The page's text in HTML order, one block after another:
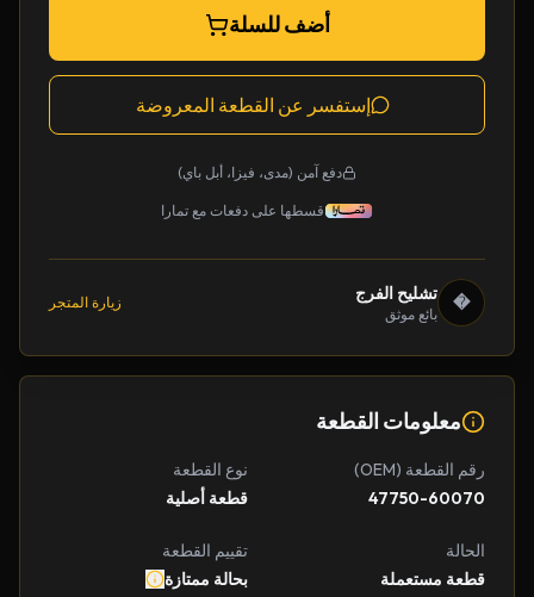
أضف للسلة
إستفسر عن القطعة المعروضة
دفع آمن (مدى، فيزا، أبل باي)
قسطها على دفعات مع تمارا
� تشليح الفرج
بائع موثق
زيارة المتجر
معلومات القطعة
رقم القطعة (OEM)
47750-60070
نوع القطعة
قطعة أصلية
الحالة
قطعة مستعملة
تقييم القطعة
بحالة ممتازة